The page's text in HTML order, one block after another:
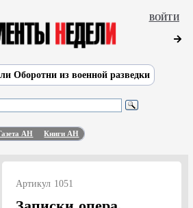
Оборотни из военной разведки
ВОЙТИ
АН Книги АН
Артикул 1051